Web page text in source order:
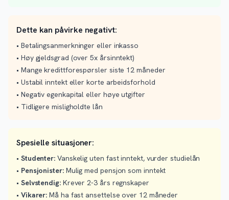
Dette kan påvirke negativt:
• Betalingsanmerkninger eller inkasso
• Høy gjeldsgrad (over 5x årsinntekt)
• Mange kredittforespørsler siste 12 måneder
• Ustabil inntekt eller korte arbeidsforhold
• Negativ egenkapital eller høye utgifter
• Tidligere misligholdte lån
Spesielle situasjoner:
• Studenter: Vanskelig uten fast inntekt, vurder studielån
• Pensjonister:Mulig med pensjon som inntekt
• Selvstendig:Krever 2-3 års regnskaper
• Vikarer: Må ha fast ansettelse over 12 måneder